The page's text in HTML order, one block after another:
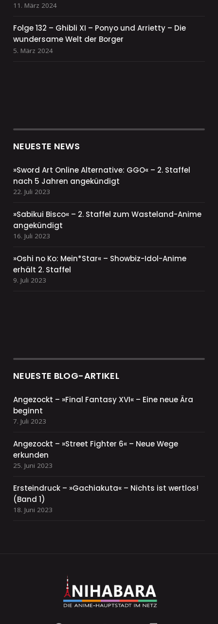
11. März 2024
Folge 132 – Ghibli XI – Ponyo und Arrietty – Die
wundersame Welt der Borger
5. März 2024
NEUESTE NEWS
»Sword Art Online Alternative: GGO« – 2. Staffel
nach 5 Jahren angekündigt
22. Juli 2023
»Sabikui Bisco« – 2. Staffel zum Wasteland-Anime
angekündigt
16. Juli 2023
»Oshi no Ko: Mein*Star« – Showbiz-Idol-Anime
erhält 2. Staffel
9. Juli 2023
NEUESTE BLOG-ARTIKEL
Angezockt – »Final Fantasy XVI« – Eine neue Ära
beginnt
7. Juli 2023
Angezockt – »Street Fighter 6« – Neue Wege
erkunden
25. Juni 2023
Ersteindruck – »Gachiakuta« – Nichts ist wertlos!
(Band 1)
18. Juni 2023